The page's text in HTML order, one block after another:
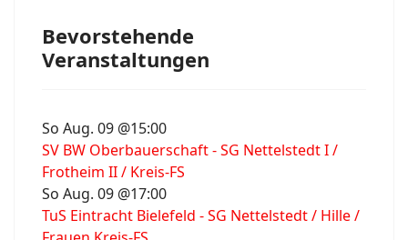
Bevorstehende
Veranstaltungen
So Aug. 09 @15:00
SV BW Oberbauerschaft - SG Nettelstedt I /
Frotheim II / Kreis-FS
So Aug. 09 @17:00
TuS Eintracht Bielefeld - SG Nettelstedt / Hille /